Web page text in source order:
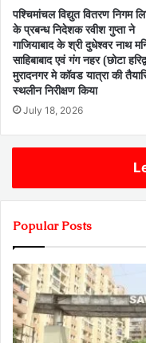
पश्चिमांचल विद्युत वितरण निगम
के प्रबन्ध निदेशक रवीश गुप्ता ने
गाजियाबाद के श्री दुधेश्वर नाथ
साहिबाबाद एवं गंग नहर (छोटा
मुरादनगर मे कॉवड यात्रा की
स्थलीन निरीक्षण किया
July 18, 2026
Popular Posts